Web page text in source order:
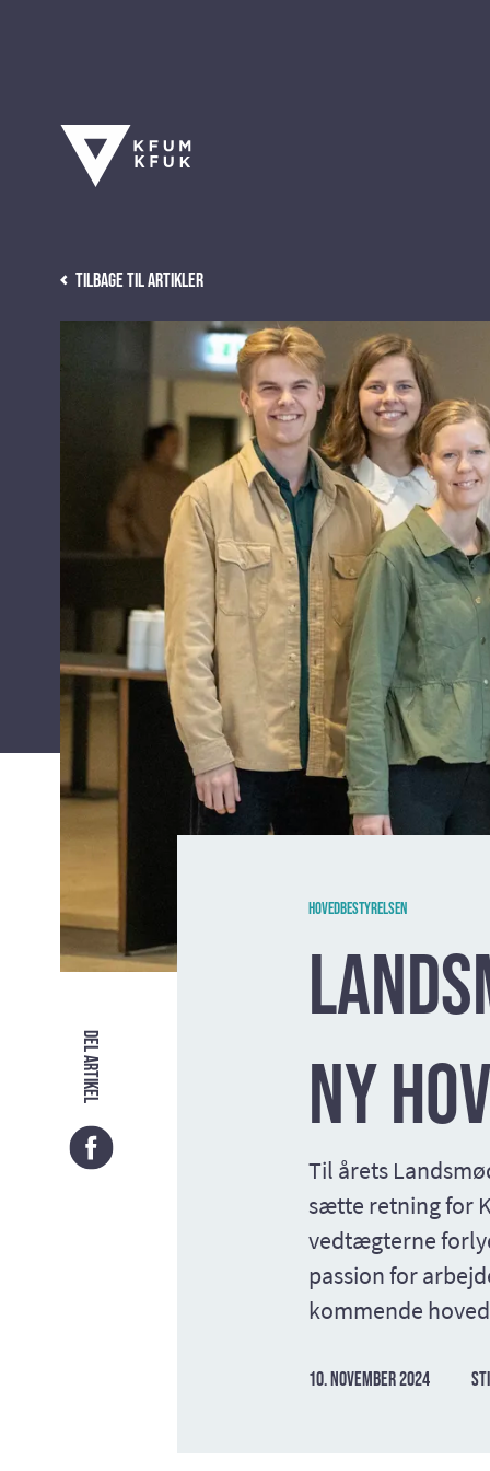
Tilbage til artikler
Del artikel
Hovedbestyrelsen
ny
Til årets
sætte retning for
vedtægterne
passion for
kommende
10. november 2024